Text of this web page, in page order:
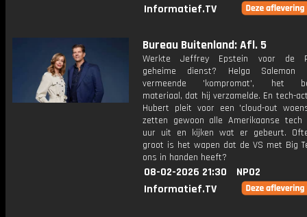
Informatief.TV
Bureau Buitenland: Afl. 5
Werkte Jeffrey Epstein voor de
geheime dienst? Helga
vermeende 'kompromat', het
materiaal, dat hij verzamelde. En tech-
Hubert pleit voor een 'cloud-out
zetten gewoon alle Amerikaanse tech
uur uit en kijken wat er gebeurt.
groot is het wapen dat de VS met Big
ons in handen heeft?
08-02-2026 21:30
NPO2
Informatief.TV